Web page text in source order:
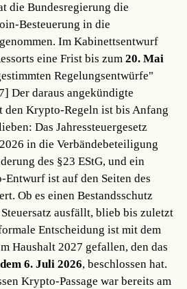
die Bundesregierung die
Besteuerung in die
Im Kabinettsentwurf
eine Frist bis zum20. Mai
Regelungsentwürfe"
Der daraus angekündigte
den Krypto-Regeln ist bis Anfang
Das Jahressteuergesetz
in die Verbändebeteiligung
des §23 EStG, und ein
ist auf den Seiten des
Ob es einen Bestandsschutz
ausfällt, blieb bis zuletzt
Entscheidung ist mit dem
Haushalt 2027 gefallen, den das
6. Juli 2026, beschlossen hat.
Krypto-Passage war bereits am